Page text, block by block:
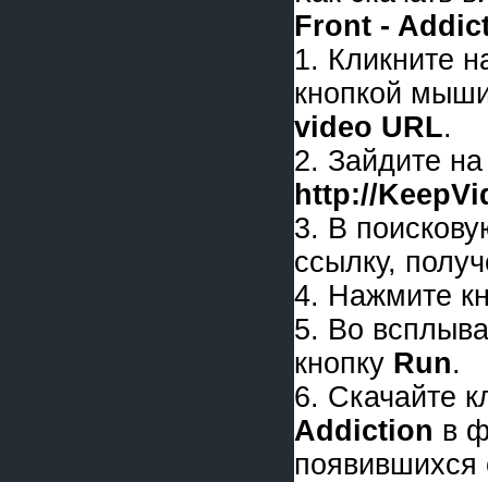
Front -
1. Кликните
кнопкой
video URL.
2. Зайдите на
http://
3. В
ссылку,
4. Нажмите
5. Во
кнопку Run.
6. Скачайте
Addiction в
появившихся